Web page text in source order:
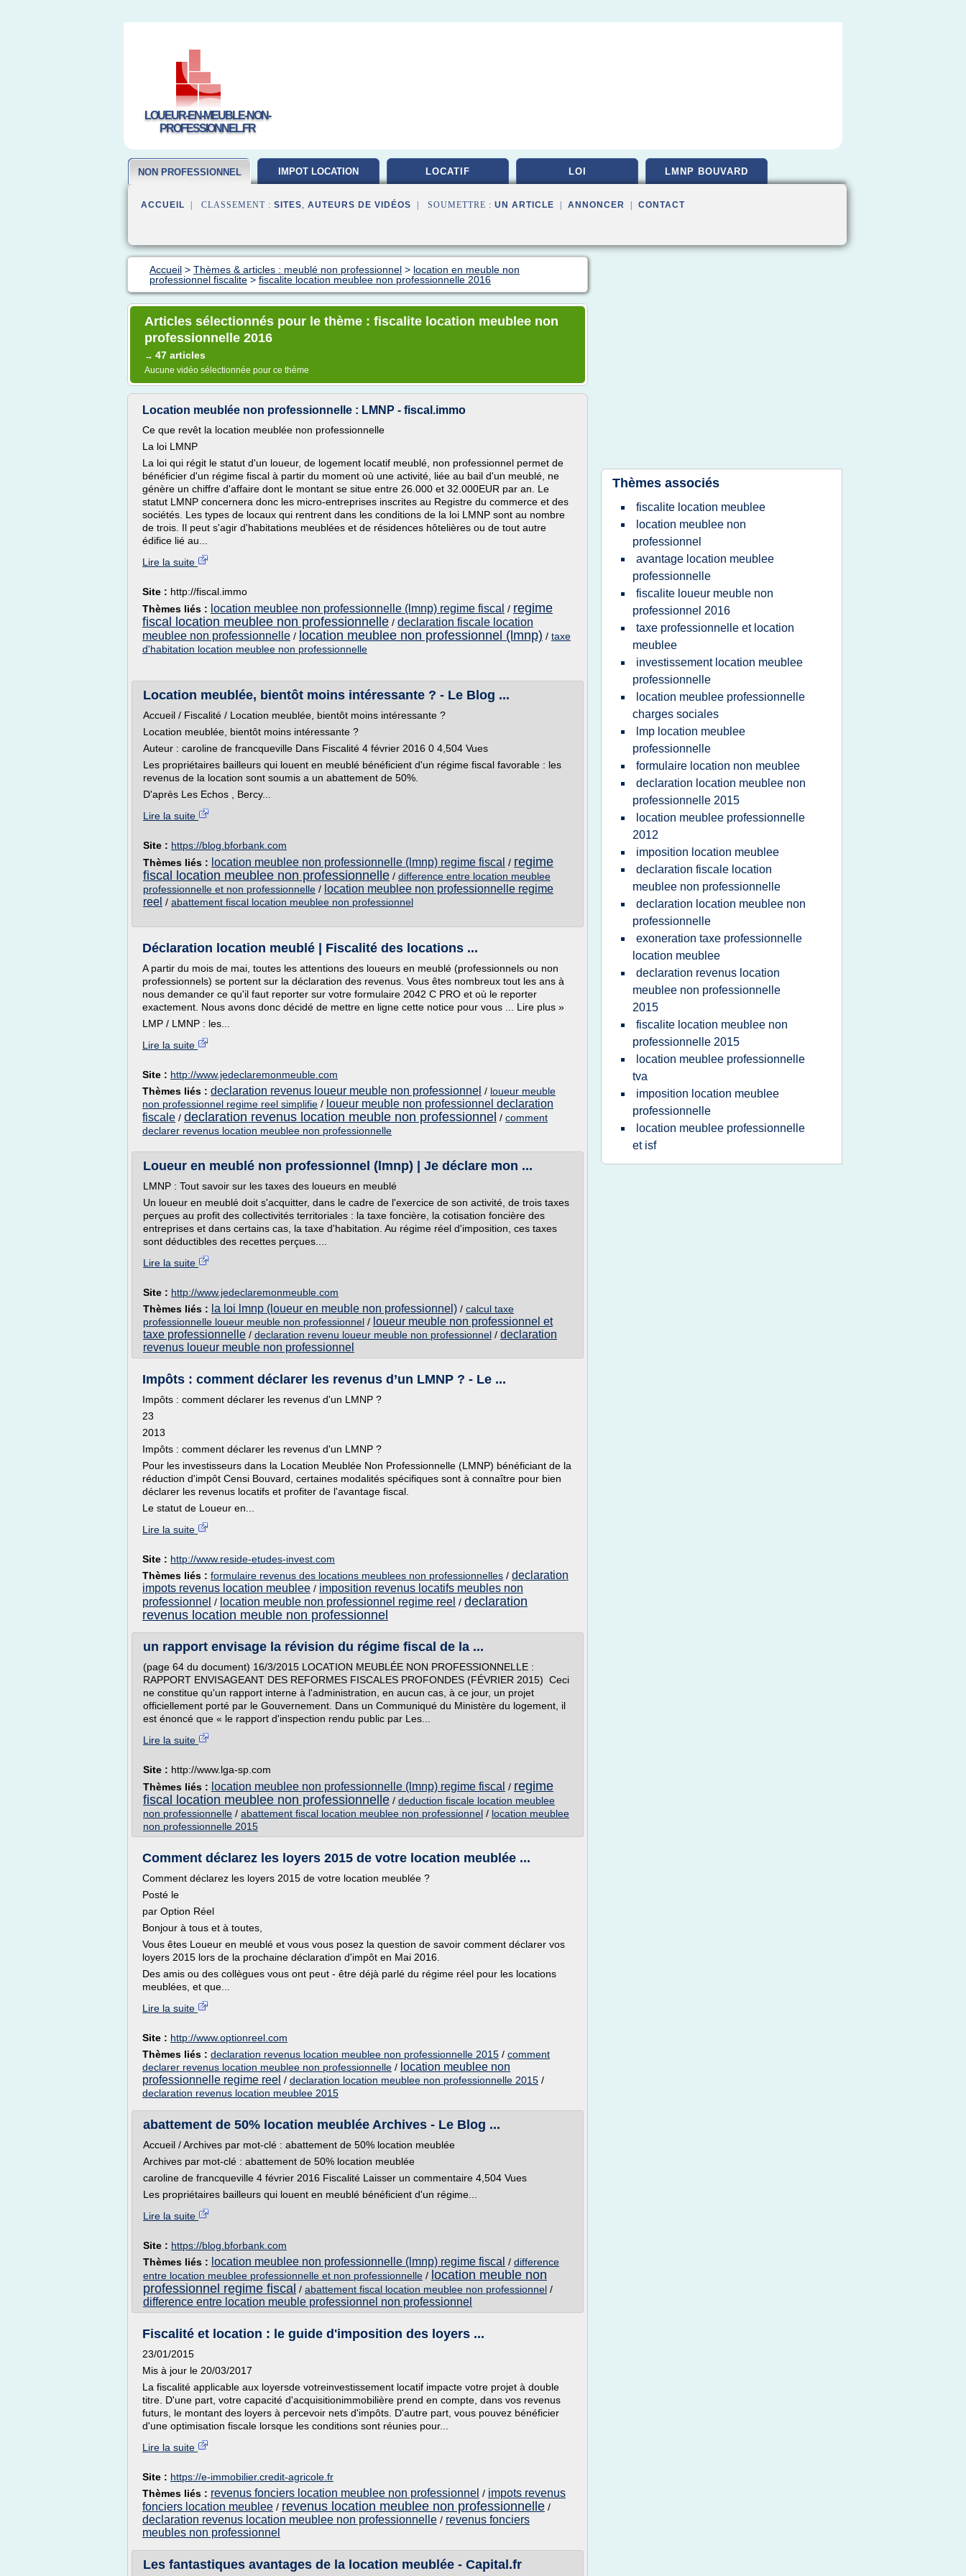
LOUEUR-EN-MEUBLE-NON-
PROFESSIONNEL.FR
NON PROFESSIONNEL IMPOT LOCATION LOCATIF LOI LMNP BOUVARD
ACCUEIL | CLASSEMENT : SITES, AUTEURS DE VIDÉOS | SOUMETTRE : UN ARTICLE ANNONCER CONTACT
Accueil > Thèmes & articles : meublé non professionnel > location en meuble non
professionnel fiscalite > fiscalite location meublee non professionnelle 2016
Articles sélectionnés pour le thème : fiscalite location meublee non
professionnelle 2016
→ 47 articles
Aucune vidéo sélectionnée pour ce thème
Location meublée non professionnelle : LMNP - fiscal.immo
Ce que revêt la location meublée non professionnelle
La loi LMNP
La loi qui régit le statut d'un loueur, de logement locatif meublé, non professionnel permet de
bénéficier d'un régime fiscal à partir du moment où une activité, liée au bail d'un meublé, ne
génère un chiffre d'affaire dont le montant se situe entre 26.000 et 32.000EUR par an. Le
statut LMNP concernera donc les micro-entreprises inscrites au Registre du commerce et des
sociétés. Les types de locaux qui rentrent dans les conditions de la loi LMNP sont au nombre
de trois. Il peut s'agir d'habitations meublées et de résidences hôtelières ou de tout autre
édifice lié au...
Lire la suite
Site : http://fiscal.immo
Thèmes liés : location meublee non professionnelle (lmnp) regime fiscal / regime
fiscal location meublee non professionnelle / declaration fiscale location
meublee non professionnelle / location meublee non professionnel (lmnp) / taxe
d'habitation location meublee non professionnelle
Location meublée, bientôt moins intéressante ? - Le Blog ...
Accueil / Fiscalité / Location meublée, bientôt moins intéressante ?
Location meublée, bientôt moins intéressante ?
Auteur : caroline de francqueville Dans Fiscalité 4 février 2016 0 4,504 Vues
Les propriétaires bailleurs qui louent en meublé bénéficient d'un régime fiscal favorable : les
revenus de la location sont soumis a un abattement de 50%.
D'après Les Echos , Bercy...
Lire la suite
Site : https://blog.bforbank.com
Thèmes liés : location meublee non professionnelle (lmnp) regime fiscal / regime
fiscal location meublee non professionnelle / difference entre location meublee
professionnelle et non professionnelle / location meublee non professionnelle regime
reel / abattement fiscal location meublee non professionnel
Déclaration location meublé | Fiscalité des locations ...
A partir du mois de mai, toutes les attentions des loueurs en meublé (professionnels ou non
professionnels) se portent sur la déclaration des revenus. Vous êtes nombreux tout les ans à
nous demander ce qu'il faut reporter sur votre formulaire 2042 C PRO et où le reporter
exactement. Nous avons donc décidé de mettre en ligne cette notice pour vous ... Lire plus »
LMP / LMNP : les...
Lire la suite
Site : http://www.jedeclaremonmeuble.com
Thèmes liés : declaration revenus loueur meuble non professionnel / loueur meuble
non professionnel regime reel simplifie / loueur meuble non professionnel declaration
fiscale / declaration revenus location meuble non professionnel / comment
declarer revenus location meublee non professionnelle
Loueur en meublé non professionnel (lmnp) | Je déclare mon ...
LMNP : Tout savoir sur les taxes des loueurs en meublé
Un loueur en meublé doit s'acquitter, dans le cadre de l'exercice de son activité, de trois taxes
perçues au profit des collectivités territoriales : la taxe foncière, la cotisation foncière des
entreprises et dans certains cas, la taxe d'habitation. Au régime réel d'imposition, ces taxes
sont déductibles des recettes perçues....
Lire la suite
Site : http://www.jedeclaremonmeuble.com
Thèmes liés : la loi lmnp (loueur en meuble non professionnel) / calcul taxe
professionnelle loueur meuble non professionnel / loueur meuble non professionnel et
taxe professionnelle / declaration revenu loueur meuble non professionnel / declaration
revenus loueur meuble non professionnel
Impôts : comment déclarer les revenus d’un LMNP ? - Le ...
Impôts : comment déclarer les revenus d'un LMNP ?
23
2013
Impôts : comment déclarer les revenus d'un LMNP ?
Pour les investisseurs dans la Location Meublée Non Professionnelle (LMNP) bénéficiant de la
réduction d'impôt Censi Bouvard, certaines modalités spécifiques sont à connaître pour bien
déclarer les revenus locatifs et profiter de l'avantage fiscal.
Le statut de Loueur en...
Lire la suite
Site : http://www.reside-etudes-invest.com
Thèmes liés : formulaire revenus des locations meublees non professionnelles / declaration
impots revenus location meublee / imposition revenus locatifs meubles non
professionnel / location meuble non professionnel regime reel / declaration
revenus location meuble non professionnel
un rapport envisage la révision du régime fiscal de la ...
(page 64 du document) 16/3/2015 LOCATION MEUBLÉE NON PROFESSIONNELLE :
RAPPORT ENVISAGEANT DES REFORMES FISCALES PROFONDES (FÉVRIER 2015) Ceci
ne constitue qu'un rapport interne à l'administration, en aucun cas, à ce jour, un projet
officiellement porté par le Gouvernement. Dans un Communiqué du Ministère du logement, il
est énoncé que « le rapport d'inspection rendu public par Les...
Lire la suite
Site : http://www.lga-sp.com
Thèmes liés : location meublee non professionnelle (lmnp) regime fiscal / regime
fiscal location meublee non professionnelle / deduction fiscale location meublee
non professionnelle / abattement fiscal location meublee non professionnel / location meublee
non professionnelle 2015
Comment déclarez les loyers 2015 de votre location meublée ...
Comment déclarez les loyers 2015 de votre location meublée ?
Posté le
par Option Réel
Bonjour à tous et à toutes,
Vous êtes Loueur en meublé et vous vous posez la question de savoir comment déclarer vos
loyers 2015 lors de la prochaine déclaration d'impôt en Mai 2016.
Des amis ou des collègues vous ont peut - être déjà parlé du régime réel pour les locations
meublées, et que...
Lire la suite
Site : http://www.optionreel.com
Thèmes liés : declaration revenus location meublee non professionnelle 2015 / comment
declarer revenus location meublee non professionnelle / location meublee non
professionnelle regime reel / declaration location meublee non professionnelle 2015 /
declaration revenus location meublee 2015
abattement de 50% location meublée Archives - Le Blog ...
Accueil / Archives par mot-clé : abattement de 50% location meublée
Archives par mot-clé : abattement de 50% location meublée
caroline de francqueville 4 février 2016 Fiscalité Laisser un commentaire 4,504 Vues
Les propriétaires bailleurs qui louent en meublé bénéficient d'un régime...
Lire la suite
Site : https://blog.bforbank.com
Thèmes liés : location meublee non professionnelle (lmnp) regime fiscal / difference
entre location meublee professionnelle et non professionnelle / location meuble non
professionnel regime fiscal / abattement fiscal location meublee non professionnel /
difference entre location meuble professionnel non professionnel
Fiscalité et location : le guide d'imposition des loyers ...
23/01/2015
Mis à jour le 20/03/2017
La fiscalité applicable aux loyersde votreinvestissement locatif impacte votre projet à double
titre. D'une part, votre capacité d'acquisitionimmobilière prend en compte, dans vos revenus
futurs, le montant des loyers à percevoir nets d'impôts. D'autre part, vous pouvez bénéficier
d'une optimisation fiscale lorsque les conditions sont réunies pour...
Lire la suite
Site : https://e-immobilier.credit-agricole.fr
Thèmes liés : revenus fonciers location meublee non professionnel / impots revenus
fonciers location meublee / revenus location meublee non professionnelle /
declaration revenus location meublee non professionnelle / revenus fonciers
meubles non professionnel
Les fantastiques avantages de la location meublée - Capital.fr
Thèmes associés
fiscalite location meublee
location meublee non
professionnel
avantage location meublee
professionnelle
fiscalite loueur meuble non
professionnel 2016
taxe professionnelle et location
meublee
investissement location meublee
professionnelle
location meublee professionnelle
charges sociales
lmp location meublee
professionnelle
formulaire location non meublee
declaration location meublee non
professionnelle 2015
location meublee professionnelle
2012
imposition location meublee
declaration fiscale location
meublee non professionnelle
declaration location meublee non
professionnelle
exoneration taxe professionnelle
location meublee
declaration revenus location
meublee non professionnelle
2015
fiscalite location meublee non
professionnelle 2015
location meublee professionnelle
tva
imposition location meublee
professionnelle
location meublee professionnelle
et isf